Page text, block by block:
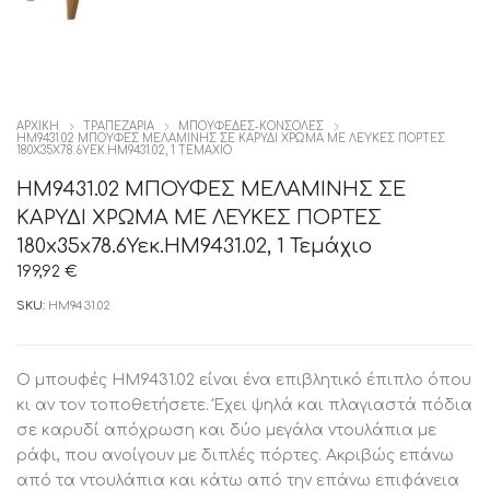
ΑΡΧΙΚΉ ΤΡΑΠΕΖΑΡΙΑ
ΜΠΟΥΦΕΔΕΣ-ΚΟΝΣΟΛΕΣ
HM9431.02 ΜΠΟΥΦΕΣ ΜΕΛΑΜΙΝΗΣ ΣΕ ΚΑΡΥΔΙ ΧΡΩΜΑ ΜΕ ΛΕΥΚΕΣ ΠΟΡΤΕΣ
180X35X78.6ΥΕΚ.HM9431.02, 1 ΤΕΜΆΧΙΟ
HM9431.02 ΜΠΟΥΦΕΣ ΜΕΛΑΜΙΝΗΣ ΣΕ
ΚΑΡΥΔΙ ΧΡΩΜΑ ΜΕ ΛΕΥΚΕΣ ΠΟΡΤΕΣ
180x35x78.6Υεκ.HM9431.02, 1 Τεμάχιο
199,92 €
SKU: HM9431.02
Ο μπουφές ΗΜ9431.02 είναι ένα επιβλητικό έπιπλο όπου
κι αν τον τοποθετήσετε. Έχει ψηλά και πλαγιαστά πόδια
σε καρυδί απόχρωση και δύο μεγάλα ντουλάπια με
ράφι, που ανοίγουν με διπλές πόρτες. Ακριβώς επάνω
από τα ντουλάπια και κάτω από την επάνω επιφάνεια